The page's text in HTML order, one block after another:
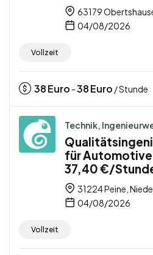
63179
04/08/2026
Vollzeit
38Euro -38Euro / Stunde
Technik,
für Automotive
37,40 €/
31224 Peine,
04/08/2026
Vollzeit